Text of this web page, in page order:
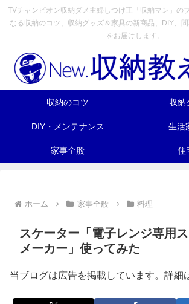
TVチャンピオン収納ダメ主婦しつけ王「収納マン」の
なる収納のコツ、収納グッズ＆家具の新商品、DIY、
をお届けします。
収納のコツ 収納
DIY・メンテナンス 生活
家事全般 住
ホーム 家事全般 料理
スケーター「電子レンジ専用
メーカー」使ってみた
当ブログは広告を掲載しています。詳細